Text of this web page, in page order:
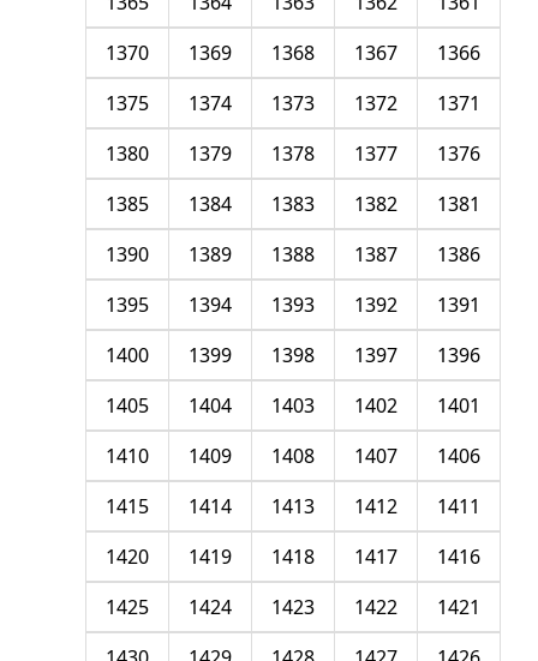
1366
1367
1368
1369
1370
1371
1372
1373
1374
1375
1376
1377
1378
1379
1380
1381
1382
1383
1384
1385
1386
1387
1388
1389
1390
1391
1392
1393
1394
1395
1396
1397
1398
1399
1400
1401
1402
1403
1404
1405
1406
1407
1408
1409
1410
1411
1412
1413
1414
1415
1416
1417
1418
1419
1420
1421
1422
1423
1424
1425